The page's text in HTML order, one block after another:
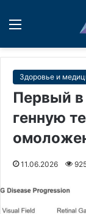
Здоровье и
Первый в
генную
11.06.2026